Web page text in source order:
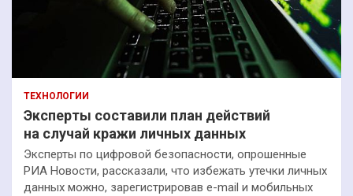
ТЕХНОЛОГИИ
Эксперты составили план действий
на случай кражи личных данных
Эксперты по цифровой безопасности, опрошенные
РИА Новости, рассказали, что избежать утечки личных
данных можно, зарегистрировав e-mail и мобильных